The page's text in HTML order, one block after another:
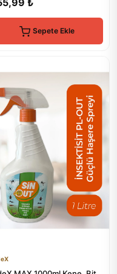
Sepete Ekle